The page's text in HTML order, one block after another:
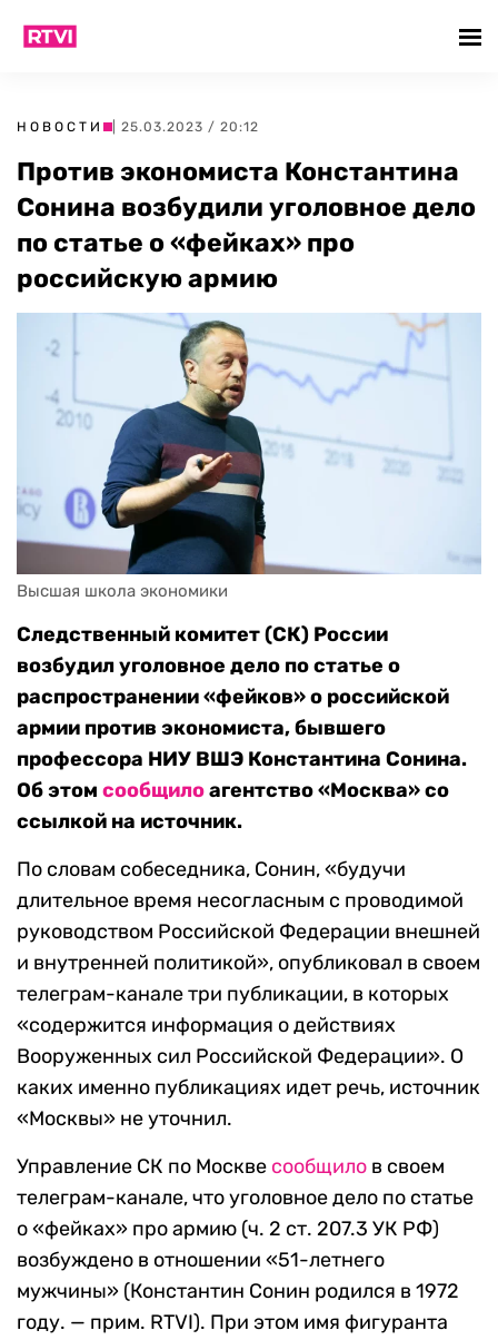
НОВОСТИ | 25.03.2023 / 20:12
Против экономиста Константина
Сонина возбудили уголовное дело
по статье о «фейках» про
российскую армию
Высшая школа экономики
Следственный комитет (СК) России
возбудил уголовное дело по статье о
распространении «фейков» о российской
армии против экономиста, бывшего
профессора НИУ ВШЭ Константина Сонина.
Об этом сообщилоагентство «Москва» со
ссылкой на источник.
По словам собеседника, Сонин, «будучи
длительное время несогласным с проводимой
руководством Российской Федерации внешней
и внутренней политикой», опубликовал в своем
телеграм-канале три публикации, в которых
«содержится информация о действиях
Вооруженных сил Российской Федерации». О
каких именно публикациях идет речь, источник
«Москвы» не уточнил.
Управление СК по Москве сообщило в своем
телеграм-канале, что уголовное дело по статье
о «фейках» про армию (ч. 2 ст. 207.3 УК РФ)
возбуждено в отношении «51-летнего
мужчины» (Константин Сонин родился в 1972
году. — прим. RTVI). При этом имя фигуранта